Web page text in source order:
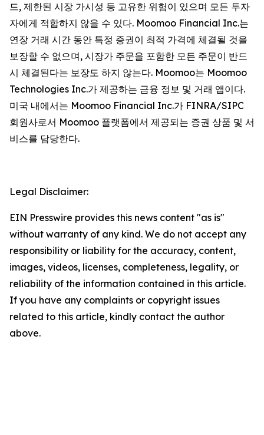
드, 제한된 시장 가시성 등 고유한 위험이 있으며 모든 투자
자에게 적합하지 않을 수 있다. Moomoo Financial Inc.는
연장 거래 시간 동안 특정 증권이 최적 가격에 체결될 것을
보장할 수 없으며, 시장가 주문을 포함한 모든 주문이 반드
시 체결된다는 보장도 하지 않는다. Moomoo는 Moomoo
Technologies Inc.가 제공하는 금융 정보 및 거래 앱이다.
미국 내에서는 Moomoo Financial Inc.가 FINRA/SIPC
회원사로서 Moomoo 플랫폼에서 제공되는 증권 상품 및 서
비스를 담당한다.
Legal Disclaimer:
EIN Presswire provides this news content "as is"
without warranty of any kind. We do not accept any
responsibility or liability for the accuracy, content,
images, videos, licenses, completeness, legality, or
reliability of the information contained in this article.
If you have any complaints or copyright issues
related to this article, kindly contact the author
above.